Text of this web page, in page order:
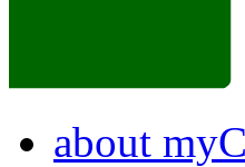
about